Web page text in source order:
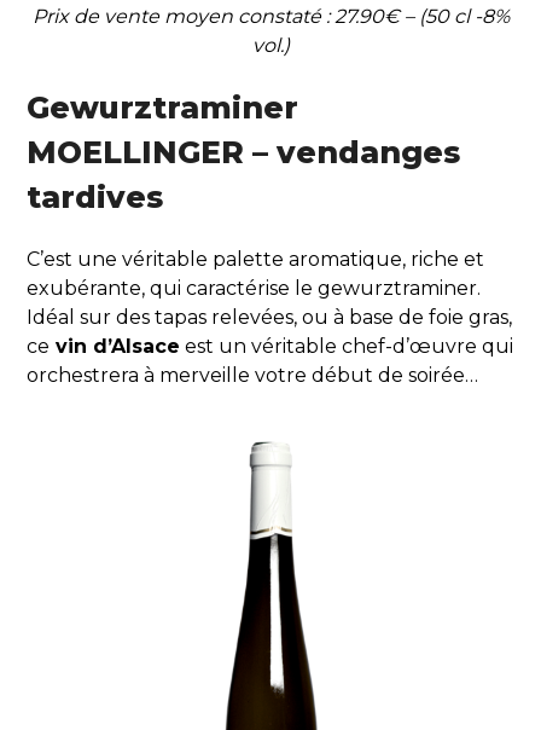
Prix de vente moyen constaté : 27.90€ – (50 cl -8%
vol.)
Gewurztraminer
MOELLINGER – vendanges
tardives
C’est une véritable palette aromatique, riche et
exubérante, qui caractérise le gewurztraminer.
Idéal sur des tapas relevées, ou à base de foie gras,
ce vin d’Alsace est un véritable chef-d’œuvre qui
orchestrera à merveille votre début de soirée…